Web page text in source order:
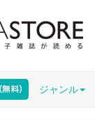
ジャンル